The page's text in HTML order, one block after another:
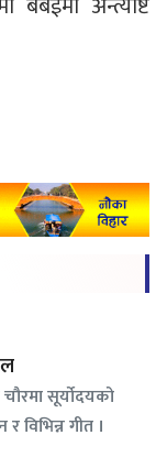
सूर्योदयको
विभिन्न गीत ।